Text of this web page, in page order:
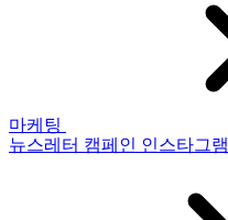
마케팅
뉴스레터 캠페인 인스타그램